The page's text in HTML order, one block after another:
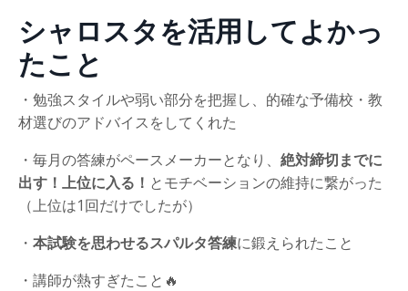
シャロスタを活用してよかっ
たこと
・勉強スタイルや弱い部分を把握し、的確な予備校・教
材選びのアドバイスをしてくれた
・毎月の答練がペースメーカーとなり、 絶対締切までに
出す！上位に入る！ とモチベーションの維持に繋がった
（上位は1回だけでしたが）
・ 本試験を思わせるスパルタ答練に鍛えられたこと
・講師が熱すぎたこと🔥